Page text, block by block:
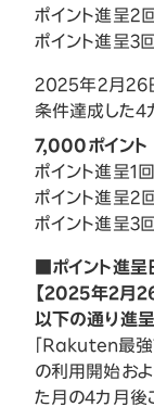
ポイント進呈2
ポイント進呈3
2025年2月26日
条件達成した4
7,000ポイント
ポイント進呈1
ポイント進呈2
ポイント進呈3
■ポイント進呈
【2025年2月
以下の通り進呈
「Rakuten最
の利用開始お
た月の4カ月後